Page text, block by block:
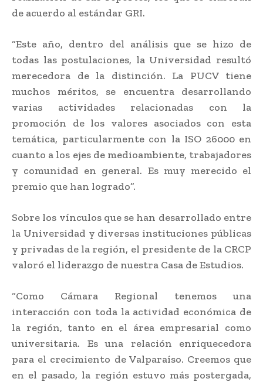
de acuerdo al estándar GRI.
“Este año, dentro del análisis que se hizo de
todas las postulaciones, la Universidad resultó
merecedora de la distinción. La PUCV tiene
muchos méritos, se encuentra desarrollando
varias actividades relacionadas con la
promoción de los valores asociados con esta
temática, particularmente con la ISO 26000 en
cuanto a los ejes de medioambiente, trabajadores
y comunidad en general. Es muy merecido el
premio que han logrado”.
Sobre los vínculos que se han desarrollado entre
la Universidad y diversas instituciones públicas
y privadas de la región, el presidente de la CRCP
valoró el liderazgo de nuestra Casa de Estudios.
“Como Cámara Regional tenemos una
interacción con toda la actividad económica de
la región, tanto en el área empresarial como
universitaria. Es una relación enriquecedora
para el crecimiento de Valparaíso. Creemos que
en el pasado, la región estuvo más postergada,